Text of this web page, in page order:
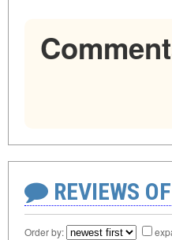
REVIEWS
Order by: